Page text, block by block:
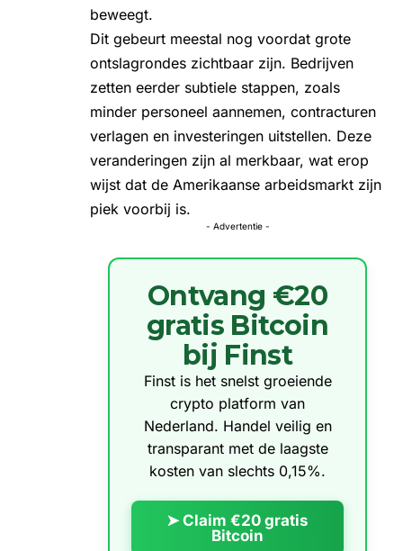
beweegt.
Dit gebeurt meestal nog voordat grote
ontslagrondes zichtbaar zijn. Bedrijven
zetten eerder subtiele stappen, zoals
minder personeel aannemen, contracturen
verlagen en investeringen uitstellen. Deze
veranderingen zijn al merkbaar, wat erop
wijst dat de Amerikaanse arbeidsmarkt zijn
piek voorbij is.
- Advertentie -
Ontvang €20
gratis Bitcoin
bij Finst
Finst is het snelst groeiende
crypto platform van
Nederland. Handel veilig en
transparant met de laagste
kosten van slechts 0,15%.
➤ Claim €20 gratis
Bitcoin